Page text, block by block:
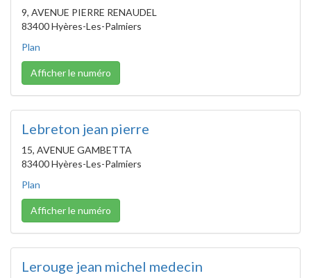
9, AVENUE PIERRE RENAUDEL
83400 Hyères-Les-Palmiers
Plan
Afficher le numéro
Lebreton jean pierre
15, AVENUE GAMBETTA
83400 Hyères-Les-Palmiers
Plan
Afficher le numéro
Lerouge jean michel medecin